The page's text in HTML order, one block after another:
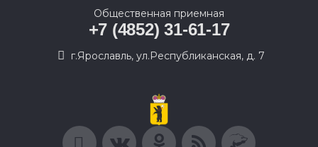
Общественная приемная
+7 (4852) 31-61-17
г.Ярославль, ул.Республиканская, д. 7